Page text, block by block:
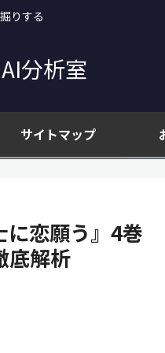
りする
分析室
サイトマップ
に恋願う』4巻
底解析